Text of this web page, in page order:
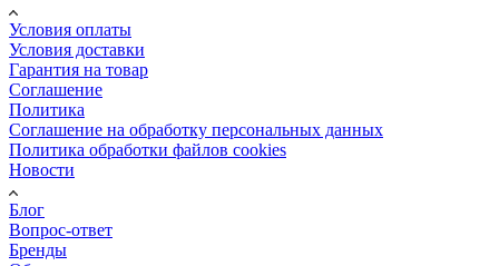
Условия оплаты
Условия доставки
Гарантия на товар
Соглашение
Политика
Соглашение на обработку персональных данных
Политика обработки файлов cookies
Новости
Блог
Вопрос-ответ
Бренды